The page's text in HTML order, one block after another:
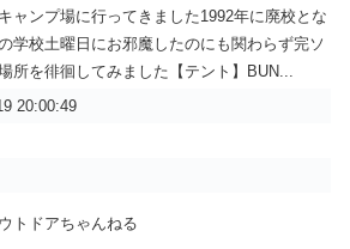
ャンプ場に行ってきました1992年に廃校とな
学校土曜日にお邪魔したのにも関わらず完ソ
所を徘徊してみました【テント】BUN...
20:00:49
トドアちゃんねる